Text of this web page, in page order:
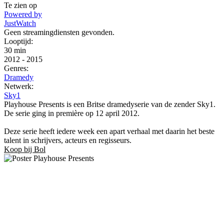
Te zien op
Powered by
JustWatch
Geen streamingdiensten gevonden.
Looptijd:
30 min
2012 - 2015
Genres:
Dramedy
Netwerk:
Sky1
Playhouse Presents is een Britse dramedyserie van de zender Sky1.
De serie ging in première op 12 april 2012.
Deze serie heeft iedere week een apart verhaal met daarin het beste
talent in schrijvers, acteurs en regisseurs.
Koop bij Bol